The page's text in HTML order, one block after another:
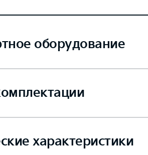
оборудование
характеристики